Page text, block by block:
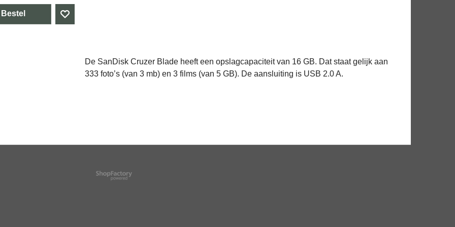
Bestel
De SanDisk Cruzer Blade heeft een opslagcapaciteit van 16 GB. Dat staat gelijk aan
333 foto’s (van 3 mb) en 3 films (van 5 GB). De aansluiting is USB 2.0 A.
Webwinkel gemaakt met
ShopFactory webwinkel